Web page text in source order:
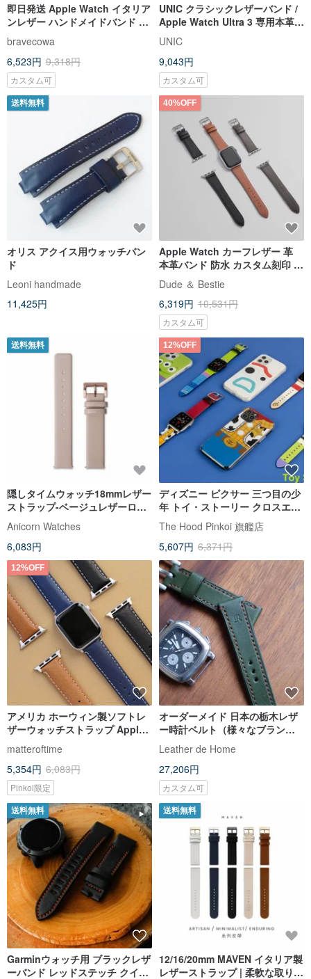
即日発送 Apple Watch イタリア
ンレザー ハンドメイドバンド 全
シリーズ 無料刻印・ラッピング
bravecowa
6,523円 9,318円
カスタム可
UNIC クラシックレザーバンド /
Apple Watch Ultra 3 専用本革バ
ンド【カスタマイズ可能】
UNIC
9,043円
カスタム可
送料無料
オリス アクイス用ウォッチバン
ド
Leoni handmade
11,425円
40%OFF
Apple Watch カーフレザー 革
本革バンド 防水 カスタム刻印 ギ
フト アップグレード版
Dude ＆ Bestie
6,319円 10,531円
カスタム可
送料無料
隠しタイムウォッチ18mmレザー
ストラップ-ベージュレザーロー
ズゴールドバックル
Anicorn Watches
6,083円
12%OFF
ディズニー ピクサー 三つ目の少
年 トイ・ストーリー クロスエン
ボスカーフスキン アップルウォ
ッチ レザーストラップ
The Hood Pinkoi 旗艦店
5,607円 6,371円
12%OFF
アメリカ ホーウィン製ソフトレ
ザーウォッチストラップ Apple
Watch対応
matteroftime
5,354円 6,083円
Pinkoi限定
オーダーメイド 日本の栃木レザ
ー時計ベルト（様々なブランド
に対応）
Leather de Home
27,206円
カスタム可
送料無料
Garminウォッチ用 ブラックレザ
ーバンド レッドステッチ クイッ
送料無料
12/16/20mm MAVEN イタリア製
レザーストラップ | 柔軟な取り外